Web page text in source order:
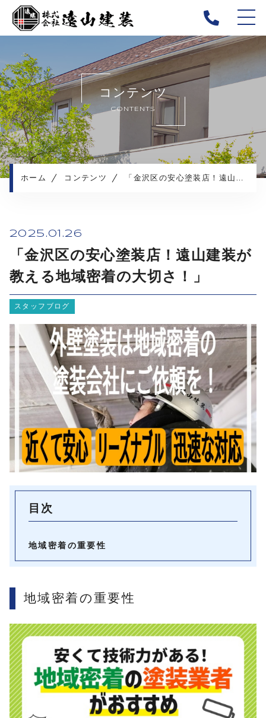
ホーム
当社について
キャンペーン
施工メニュー
施工の流れ
コンテンツ
CONTENTS
ホーム コンテンツ 「金沢区の安心塗装店！遠山建装が教える地域密着の大切さ！」
2025.01.26
「金沢区の安心塗装店！遠山建装が
教える地域密着の大切さ！」
スタッフブログ
目次
地域密着の重要性
地域密着の重要性